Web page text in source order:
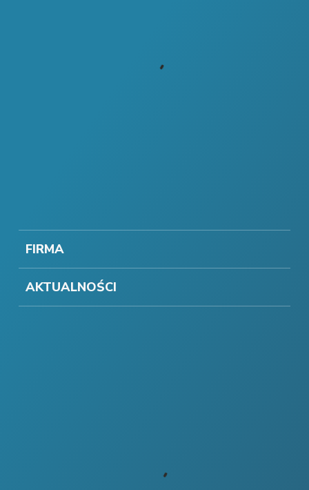
FIRMA
AKTUALNOŚCI